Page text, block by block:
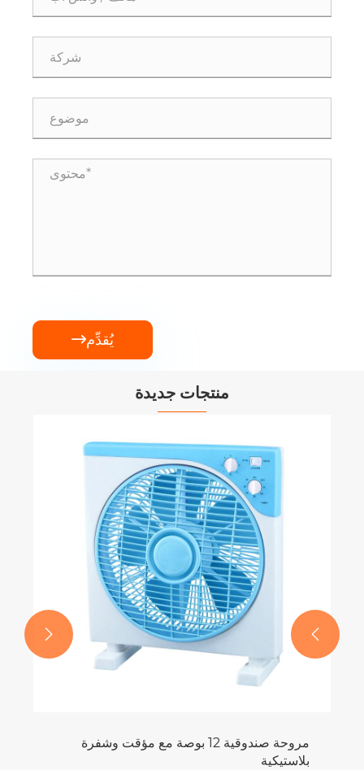
يُقدِّم
منتجات جديدة
مروحة صندوقية 12 بوصة مع مؤقت وشفرة
بلاستيكية

